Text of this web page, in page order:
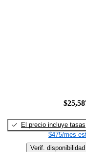
El precio incluye tasas
$475/mes
Verif. disponibilidad